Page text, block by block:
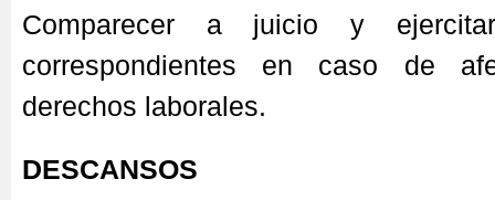
Comparecer a juicio y
correspondientes en caso de
derechos laborales.
DESCANSOS